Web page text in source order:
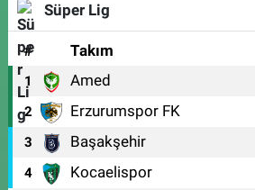
Süper Lig
# Takım
1 Amed
2 Erzurumspor FK
3 Başakşehir
4 Kocaelispor